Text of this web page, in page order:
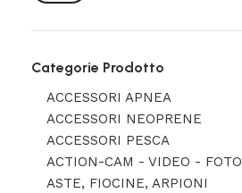
Categorie Prodotto
ACCESSORI APNEA
ACCESSORI NEOPRENE
ACCESSORI PESCA
ACTION-CAM - VIDEO - FOTO
ASTE, FIOCINE, ARPIONI